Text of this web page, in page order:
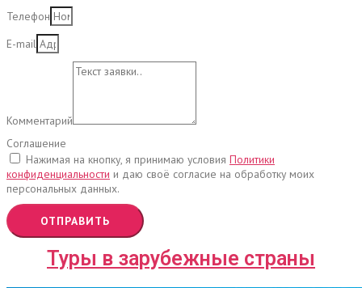
Телефон
E-mail
Комментарий
Соглашение
Нажимая на кнопку, я принимаю условия Политики
конфиденциальности и даю своё согласие на обработку моих
персональных данных.
ОТПРАВИТЬ
Туры в зарубежные страны